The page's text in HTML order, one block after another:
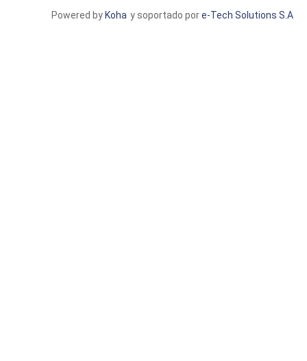
y soportado pore-Tech Solutions S.A
Powered by Koha